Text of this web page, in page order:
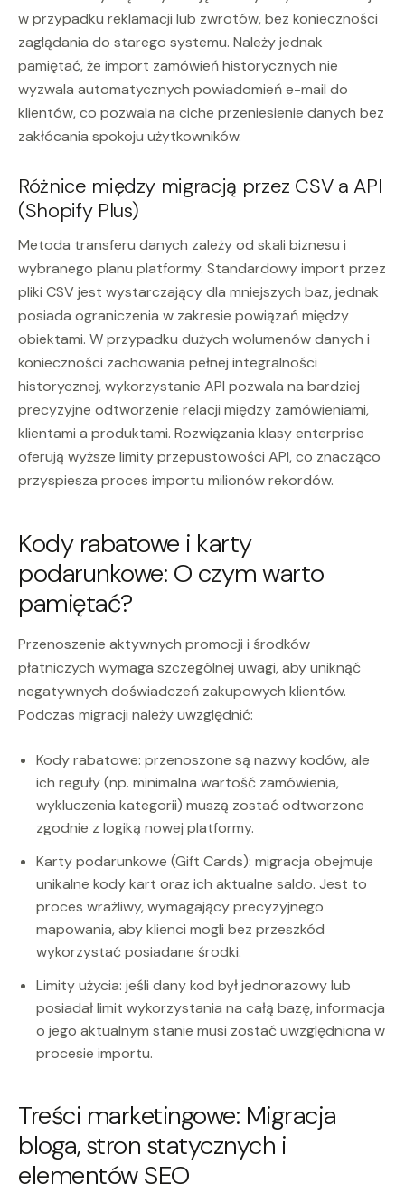
w przypadku reklamacji lub zwrotów, bez konieczności
zaglądania do starego systemu. Należy jednak
pamiętać, że import zamówień historycznych nie
wyzwala automatycznych powiadomień e-mail do
klientów, co pozwala na ciche przeniesienie danych bez
zakłócania spokoju użytkowników.
Różnice między migracją przez CSV a API
(Shopify Plus)
Metoda transferu danych zależy od skali biznesu i
wybranego planu platformy. Standardowy import przez
pliki CSV jest wystarczający dla mniejszych baz, jednak
posiada ograniczenia w zakresie powiązań między
obiektami. W przypadku dużych wolumenów danych i
konieczności zachowania pełnej integralności
historycznej, wykorzystanie API pozwala na bardziej
precyzyjne odtworzenie relacji między zamówieniami,
klientami a produktami. Rozwiązania klasy enterprise
oferują wyższe limity przepustowości API, co znacząco
przyspiesza proces importu milionów rekordów.
Kody rabatowe i karty
podarunkowe: O czym warto
pamiętać?
Przenoszenie aktywnych promocji i środków
płatniczych wymaga szczególnej uwagi, aby uniknąć
negatywnych doświadczeń zakupowych klientów.
Podczas migracji należy uwzględnić:
Kody rabatowe: przenoszone są nazwy kodów, ale
ich reguły (np. minimalna wartość zamówienia,
wykluczenia kategorii) muszą zostać odtworzone
zgodnie z logiką nowej platformy.
Karty podarunkowe (Gift Cards): migracja obejmuje
unikalne kody kart oraz ich aktualne saldo. Jest to
proces wrażliwy, wymagający precyzyjnego
mapowania, aby klienci mogli bez przeszkód
wykorzystać posiadane środki.
Limity użycia: jeśli dany kod był jednorazowy lub
posiadał limit wykorzystania na całą bazę, informacja
o jego aktualnym stanie musi zostać uwzględniona w
procesie importu.
Treści marketingowe: Migracja
bloga, stron statycznych i
elementów SEO